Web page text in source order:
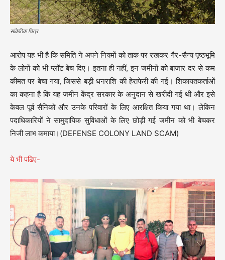
सांकेतिक चित्र
आरोप यह भी है कि समिति ने अपने नियमों को ताक पर रखकर गैर-सैन्य पृष्ठभूमि
के लोगों को भी प्लॉट बेच दिए। इतना ही नहीं, इन जमीनों को बाजार दर से कम
कीमत पर बेचा गया, जिससे बड़ी धनराशि की हेराफेरी की गई। शिकायतकर्ताओं
का कहना है कि यह जमीन केंद्र सरकार के अनुदान से खरीदी गई थी और इसे
केवल पूर्व सैनिकों और उनके परिवारों के लिए आरक्षित किया गया था। लेकिन
पदाधिकारियों ने सामुदायिक सुविधाओं के लिए छोड़ी गई जमीन को भी बेचकर
निजी लाभ कमाया।(DEFENSE COLONY LAND SCAM)
ये भी पढिए-